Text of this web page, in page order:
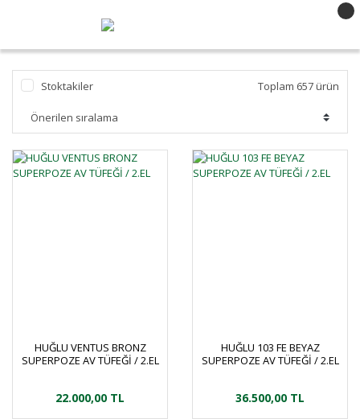
Stoktakiler Toplam 657 ürün
HUĞLU VENTUS BRONZ
SUPERPOZE AV TÜFEĞİ / 2.EL
22.000,00 TL
HUĞLU 103 FE BEYAZ
SUPERPOZE AV TÜFEĞİ / 2.EL
36.500,00 TL